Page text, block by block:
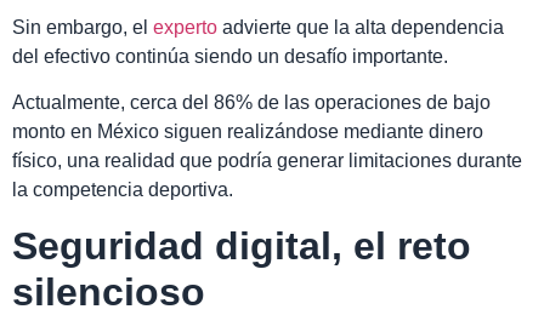
Sin embargo, el experto advierte que la alta dependencia
del efectivo continúa siendo un desafío importante.
Actualmente, cerca del 86% de las operaciones de bajo
monto en México siguen realizándose mediante dinero
físico, una realidad que podría generar limitaciones durante
la competencia deportiva.
Seguridad digital, el reto
silencioso